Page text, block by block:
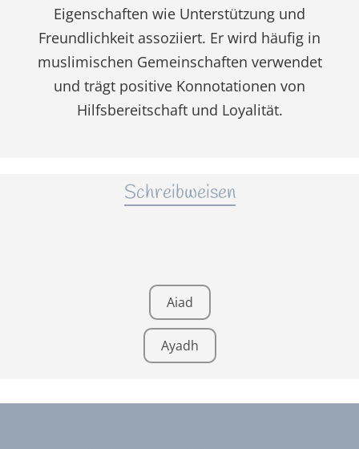
Eigenschaften wie Unterstützung und
Freundlichkeit assoziiert. Er wird häufig in
muslimischen Gemeinschaften verwendet
und trägt positive Konnotationen von
Hilfsbereitschaft und Loyalität.
Schreibweisen
Aiad
Ayadh